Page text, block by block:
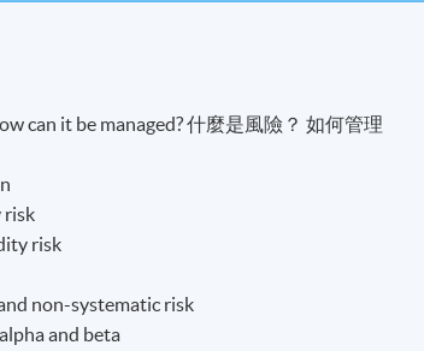
can it be managed? 什麼是風險？ 如何管理
risk
risk
non-systematic risk
and beta